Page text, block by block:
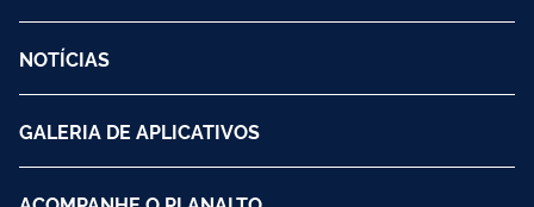
NOTÍCIAS
GALERIA DE APLICATIVOS